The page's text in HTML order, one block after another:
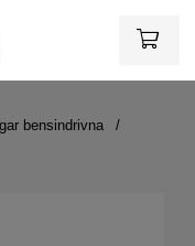
bensindrivna